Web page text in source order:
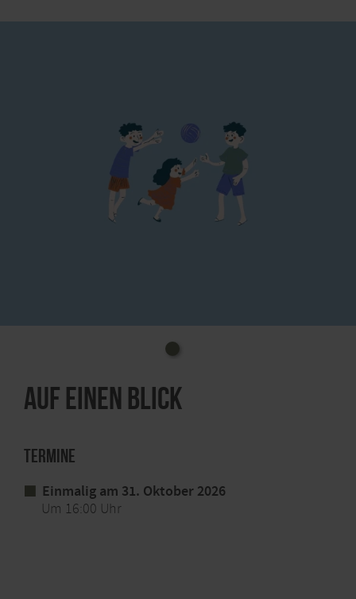
Auf einen Blick
Termine
Einmalig am 31. Oktober 2026
Um 16:00 Uhr